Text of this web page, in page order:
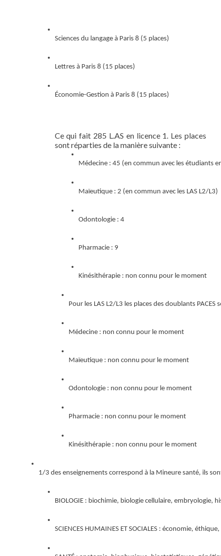
Sciences du langage à Paris 8 (5 places)
Lettres à Paris 8 (15 places)
Économie-Gestion à Paris 8 (15 places)
Ce qui fait 285 L.AS en licence 1. Les places
sont réparties de la manière suivante :
Médecine : 45 (en commun avec les étudiants
Maïeutique : 2 (en commun avec les LAS L2/L3)
Odontologie : 4
Pharmacie : 9
Kinésithérapie : non connu pour le moment
Pour les LAS L2/L3 les places des doublants
Médecine : non connu pour le moment
Maïeutique : non connu pour le moment
Odontologie : non connu pour le moment
Pharmacie : non connu pour le moment
Kinésithérapie : non connu pour le moment
1/3 des enseignements correspond à la Mineure santé, ils
BIOLOGIE : biochimie, biologie cellulaire, embryologie,
SCIENCES HUMAINES ET SOCIALES : économie,